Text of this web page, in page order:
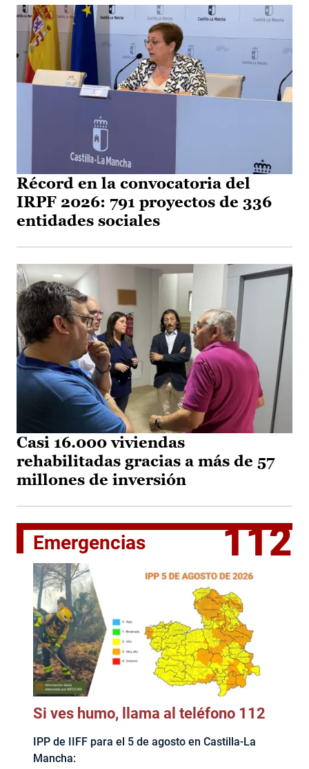
Récord en la convocatoria del
IRPF 2026: 791 proyectos de 336
entidades sociales
Casi 16.000 viviendas
rehabilitadas gracias a más de 57
millones de inversión
Emergencias 112
Si ves humo, llama al teléfono 112
IPP de IIFF para el 5 de agosto en Castilla-La
Mancha: